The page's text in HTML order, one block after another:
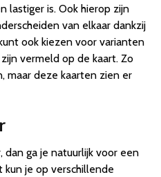
lastiger is. Ook hierop zijn
van elkaar dankzij
ook kiezen voor varianten
vermeld op de kaart. Zo
maar deze kaarten zien er
ga je natuurlijk voor een
kun je op verschillende